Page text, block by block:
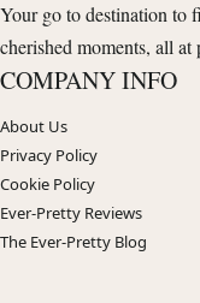
Your go to destination to
cherished moments, all at
COMPANY INFO
About Us
Privacy Policy
Cookie Policy
Ever-Pretty Reviews
The Ever-Pretty Blog